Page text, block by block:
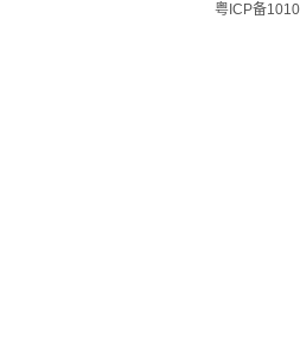
粤ICP备